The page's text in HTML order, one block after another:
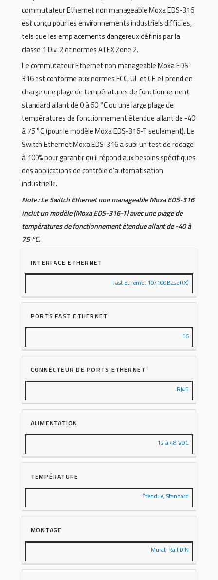
commutateur Ethernet non manageable Moxa EDS-316
est conçu pour les environnements industriels difficiles,
tels que les emplacements dangereux définis par la
classe 1 Div. 2 et normes ATEX Zone 2.
Le commutateur Ethernet non manageable Moxa EDS-
316 est conforme aux normes FCC, UL et CE et prend en
charge une plage de températures de fonctionnement
standard allant de 0 à 60 °C ou une large plage de
températures de fonctionnement étendue allant de -40
à 75 °C (pour le modèle Moxa EDS-316-T seulement). Le
Switch Ethernet Moxa EDS-316 a subi un test de rodage
à 100% pour garantir qu’il répond aux besoins spécifiques
des applications de contrôle d’automatisation
industrielle.
Note : Le Switch Ethernet non manageable Moxa EDS-316
inclut un modèle (Moxa EDS-316-T) avec une plage de
températures de fonctionnement étendue allant de -40 à
75 °C.
INTERFACE ETHERNET
Fast Ethernet 10/100BaseT(X)
PORTS FAST ETHERNET
16
CONNECTEUR DE PORTS ETHERNET
RJ45
ALIMENTATION
12 à 48 VDC
TEMPÉRATURE
Étendue,Standard
MONTAGE
Mural, Rail DIN